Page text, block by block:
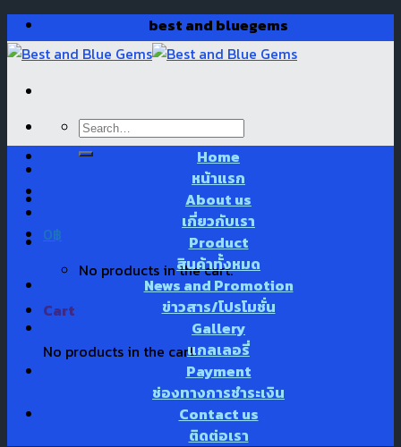
Skip
to
content
best and bluegems
Search
for:
0฿
No products in the cart.
Cart
No products in the cart.
Home
หน้าแรก
About us
เกี่ยวกับเรา
Product
สินค้าทั้งหมด
News and Promotion
ข่าวสาร/โปรโมชั่น
Gallery
แกลเลอรี่
Payment
ช่องทางการชำระเงิน
Contact us
ติดต่อเรา